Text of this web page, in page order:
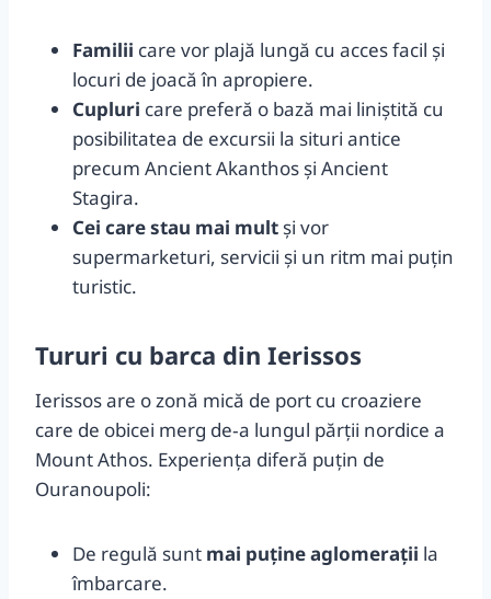
Familii care vor plajă lungă cu acces facil și
locuri de joacă în apropiere.
Cupluri care preferă o bază mai liniștită cu
posibilitatea de excursii la situri antice
precum Ancient Akanthos și Ancient
Stagira.
Cei care stau mai mult și vor
supermarketuri, servicii și un ritm mai puțin
turistic.
Tururi cu barca din Ierissos
Ierissos are o zonă mică de port cu croaziere
care de obicei merg de‑a lungul părții nordice a
Mount Athos. Experiența diferă puțin de
Ouranoupoli:
De regulă sunt mai puține aglomerații la
îmbarcare.